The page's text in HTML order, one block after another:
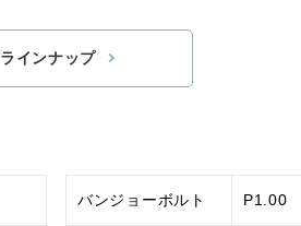
ラインナップ
バンジョーボルト P1.00